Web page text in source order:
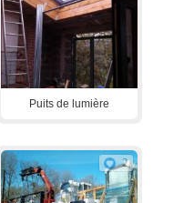
Puits de lumière
2